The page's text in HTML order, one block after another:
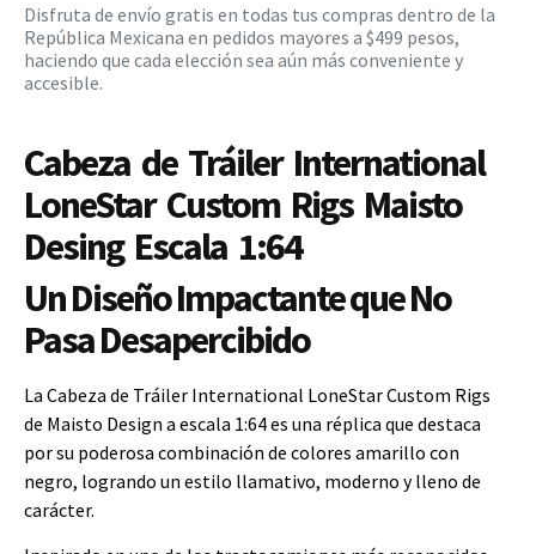
Disfruta de envío gratis en todas tus compras dentro de la
República Mexicana en pedidos mayores a $499 pesos,
haciendo que cada elección sea aún más conveniente y
accesible.
Cabeza de Tráiler International
LoneStar Custom Rigs Maisto
Desing Escala 1:64
Un Diseño Impactante que No
Pasa Desapercibido
La Cabeza de Tráiler International LoneStar Custom Rigs
de Maisto Design a escala 1:64 es una réplica que destaca
por su poderosa combinación de colores amarillo con
negro, logrando un estilo llamativo, moderno y lleno de
carácter.